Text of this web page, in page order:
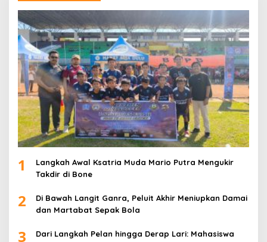
1
Langkah Awal Ksatria Muda Mario Putra Mengukir
Takdir di Bone
2
Di Bawah Langit Ganra, Peluit Akhir Meniupkan Damai
dan Martabat Sepak Bola
3
Dari Langkah Pelan hingga Derap Lari: Mahasiswa